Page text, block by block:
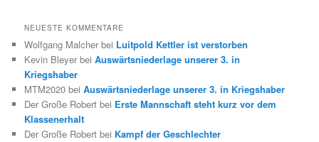
NEUESTE KOMMENTARE
Wolfgang Malcher bei Luitpold Kettler ist verstorben
Kevin Bleyer beiAuswärtsniederlage unserer 3. in
Kriegshaber
MTM2020 beiAuswärtsniederlage unserer 3. in Kriegshaber
Der Große Robert bei Erste Mannschaft steht kurz vor dem
Klassenerhalt
Der Große Robert bei Kampf der Geschlechter